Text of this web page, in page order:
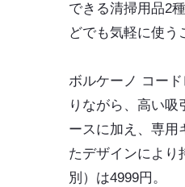
できる清掃用品2
どでも気軽に使う
ボルケーノ コー
りながら、高い
ースに加え、専用
たデザインにより
別）は4999円。